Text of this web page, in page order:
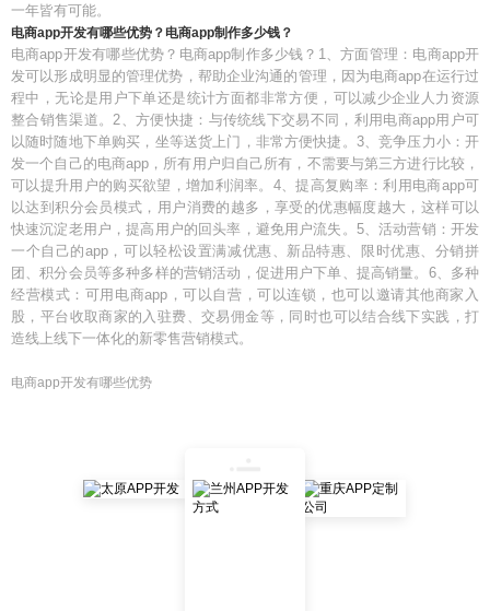
一年皆有可能。
电商app开发有哪些优势？电商app制作多少钱？
电商app开发有哪些优势？电商app制作多少钱？1、方面管理：电商app开
发可以形成明显的管理优势，帮助企业沟通的管理，因为电商app在运行过
程中，无论是用户下单还是统计方面都非常方便，可以减少企业人力资源
整合销售渠道。2、方便快捷：与传统线下交易不同，利用电商app用户可
以随时随地下单购买，坐等送货上门，非常方便快捷。3、竞争压力小：开
发一个自己的电商app，所有用户归自己所有，不需要与第三方进行比较，
可以提升用户的购买欲望，增加利润率。4、提高复购率：利用电商app可
以达到积分会员模式，用户消费的越多，享受的优惠幅度越大，这样可以
快速沉淀老用户，提高用户的回头率，避免用户流失。5、活动营销：开发
一个自己的app，可以轻松设置满减优惠、新品特惠、限时优惠、分销拼
团、积分会员等多种多样的营销活动，促进用户下单、提高销量。6、多种
经营模式：可用电商app，可以自营，可以连锁，也可以邀请其他商家入
股，平台收取商家的入驻费、交易佣金等，同时也可以结合线下实践，打
造线上线下一体化的新零售营销模式。
电商app开发有哪些优势